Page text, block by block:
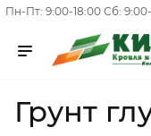
Пн-Пт: 9:00-18:00 Сб:
Грунт